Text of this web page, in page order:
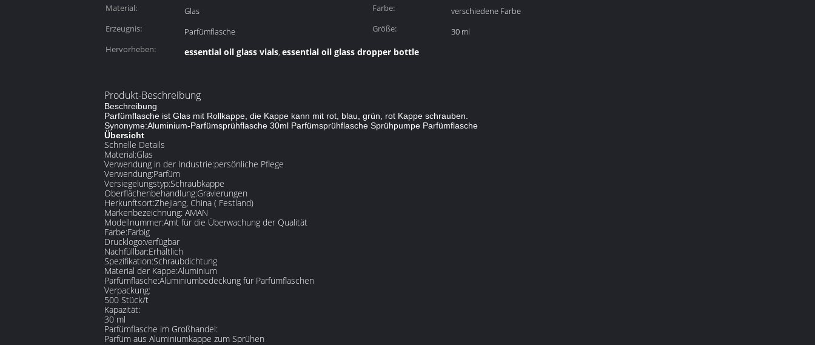
Material: Glas Farbe:
verschiedene Farbe
Erzeugnis:
Parfümflasche Größe:
30 ml
Hervorheben:
essential oil glass vials, essential oil glass dropper bottle
Produkt-Beschreibung
Beschreibung
Parfümflasche ist Glas mit Rollkappe, die Kappe kann mit rot, blau, grün, rot Kappe schrauben.
Synonyme:Aluminium-Parfümsprühflasche 30ml Parfümsprühflasche Sprühpumpe Parfümflasche
Übersicht
Schnelle Details
Material:Glas
Verwendung in der Industrie:persönliche Pflege
Verwendung:Parfüm
Versiegelungstyp:Schraubkappe
Oberflächenbehandlung:Gravierungen
Herkunftsort:Zhejiang, China ( Festland)
Markenbezeichnung: AMAN
Modellnummer:Amt für die Überwachung der Qualität
Farbe:Farbig
Drucklogo:verfügbar
Nachfüllbar:Erhältlich
Spezifikation:Schraubdichtung
Material der Kappe:Aluminium
Parfümflasche:Aluminiumbedeckung für Parfümflaschen
Verpackung:
500 Stück/t
Kapazität:
30 ml
Parfümflasche im Großhandel:
Parfüm aus Aluminiumkappe zum Sprühen